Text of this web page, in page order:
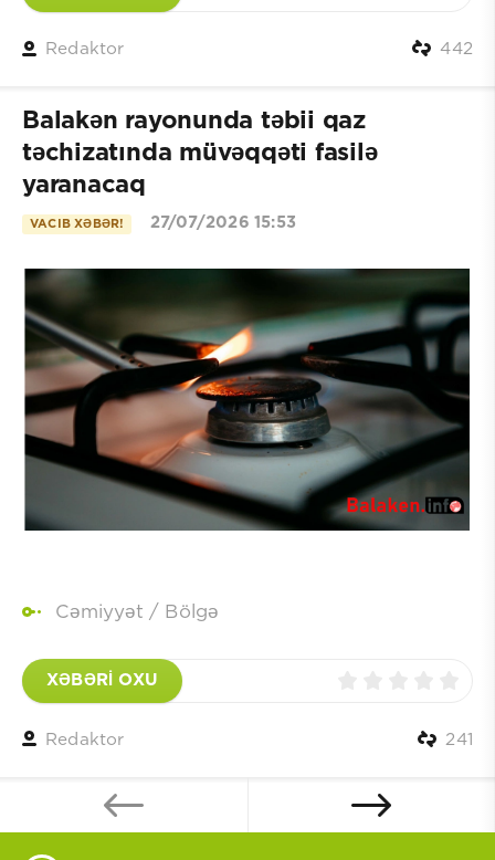
Redaktor 442
Balakən rayonunda təbii qaz
təchizatında müvəqqəti fasilə
yaranacaq
VACIB XƏBƏR! 27/07/2026 15:53
Cəmiyyət / Bölgə
XƏBƏRİ OXU
Redaktor 241